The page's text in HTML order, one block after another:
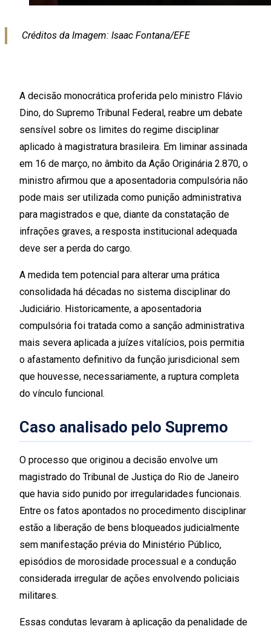
Créditos da Imagem: Isaac Fontana/EFE
A decisão monocrática proferida pelo ministro Flávio
Dino, do Supremo Tribunal Federal, reabre um debate
sensível sobre os limites do regime disciplinar
aplicado à magistratura brasileira. Em liminar assinada
em 16 de março, no âmbito da Ação Originária 2.870, o
ministro afirmou que a aposentadoria compulsória não
pode mais ser utilizada como punição administrativa
para magistrados e que, diante da constatação de
infrações graves, a resposta institucional adequada
deve ser a perda do cargo.
A medida tem potencial para alterar uma prática
consolidada há décadas no sistema disciplinar do
Judiciário. Historicamente, a aposentadoria
compulsória foi tratada como a sanção administrativa
mais severa aplicada a juízes vitalícios, pois permitia
o afastamento definitivo da função jurisdicional sem
que houvesse, necessariamente, a ruptura completa
do vínculo funcional.
Caso analisado pelo Supremo
O processo que originou a decisão envolve um
magistrado do Tribunal de Justiça do Rio de Janeiro
que havia sido punido por irregularidades funcionais.
Entre os fatos apontados no procedimento disciplinar
estão a liberação de bens bloqueados judicialmente
sem manifestação prévia do Ministério Público,
episódios de morosidade processual e a condução
considerada irregular de ações envolvendo policiais
militares.
Essas condutas levaram à aplicação da penalidade de